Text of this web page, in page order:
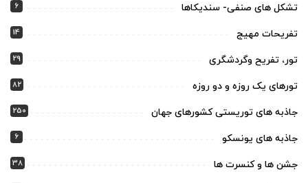
تشکل های صنفی- سندیکاها 6
تفریحات مهیج 14
تور، تفریح وگردشگری 29
تورهای یک روزه و دو روزه 82
جاذبه های توریستی کشورهای جهان 250
جاذبه های یونسکو 6
جشن ها و کنسرت ها 38